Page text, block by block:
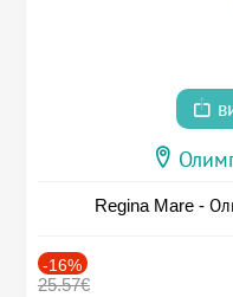
Regina Mare -
-16%
25.57€